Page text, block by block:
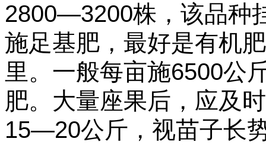
2800—3200株，该品种
施足基肥，最好是有机
里。一般每亩施6500公
肥。大量座果后，应及
15—20公斤，视苗子长